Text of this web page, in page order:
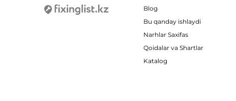
Blog
Bu qanday ishlaydi
Narhlar Saxifas
Qoidalar va Shartlar
Katalog